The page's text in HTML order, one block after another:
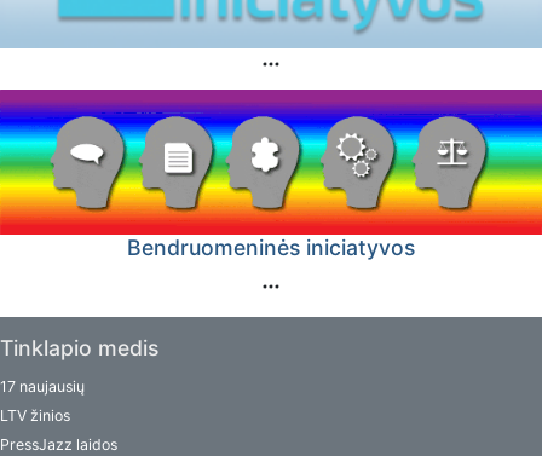
Bendruomeninės iniciatyvos
Tinklapio medis
17 naujausių
LTV žinios
PressJazz laidos